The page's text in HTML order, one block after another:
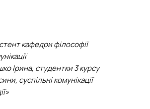
кафедри філософії
Ірина, студентки 3 курсу
суспільні комунікації